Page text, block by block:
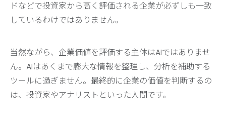
ドなどで投資家から高く評価される企業が必ずしも一致
しているわけではありません。
当然ながら、企業価値を評価する主体はAIではありませ
ん。AIはあくまで膨大な情報を整理し、分析を補助する
ツールに過ぎません。最終的に企業の価値を判断するの
は、投資家やアナリストといった人間です。